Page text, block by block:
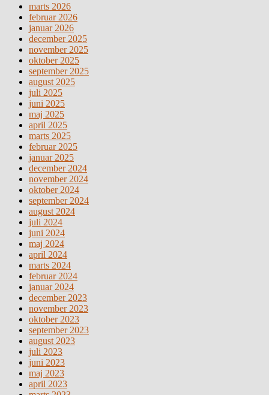
marts 2026
februar 2026
januar 2026
december 2025
november 2025
oktober 2025
september 2025
august 2025
juli 2025
juni 2025
maj 2025
april 2025
marts 2025
februar 2025
januar 2025
december 2024
november 2024
oktober 2024
september 2024
august 2024
juli 2024
juni 2024
maj 2024
april 2024
marts 2024
februar 2024
januar 2024
december 2023
november 2023
oktober 2023
september 2023
august 2023
juli 2023
juni 2023
maj 2023
april 2023